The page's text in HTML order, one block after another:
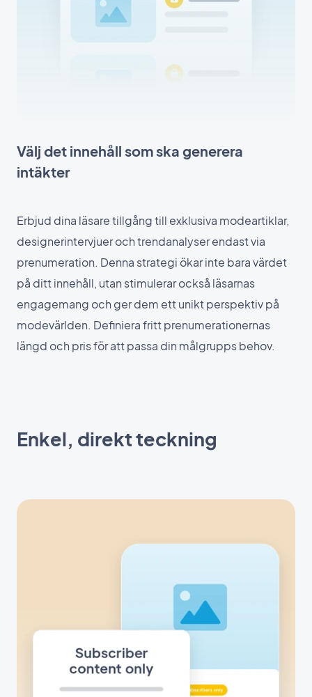
Välj det innehåll som ska generera
intäkter
Erbjud dina läsare tillgång till exklusiva modeartiklar,
designerintervjuer och trendanalyser endast via
prenumeration. Denna strategi ökar inte bara värdet
på ditt innehåll, utan stimulerar också läsarnas
engagemang och ger dem ett unikt perspektiv på
modevärlden. Definiera fritt prenumerationernas
längd och pris för att passa din målgrupps behov.
Enkel, direkt teckning